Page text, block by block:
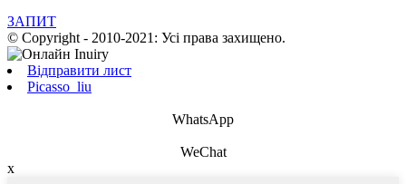
ЗАПИТ
© Copyright - 2010-2021: Усі права захищено.
Відправити лист
Picasso_liu
WhatsApp
WeChat
x